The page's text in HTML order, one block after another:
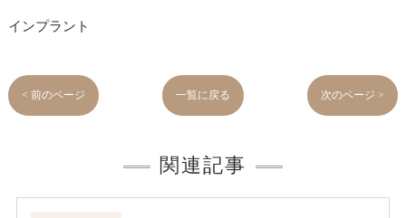
インプラント
< 前のページ 一覧に戻る 次のページ >
関連記事